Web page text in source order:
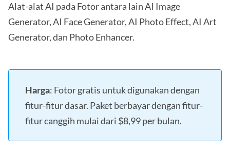
Alat-alat AI pada Fotor antara lain AI Image
Generator, AI Face Generator, AI Photo Effect, AI Art
Generator, dan Photo Enhancer.
Harga: Fotor gratis untuk digunakan dengan
fitur-fitur dasar. Paket berbayar dengan fitur-
fitur canggih mulai dari $8,99 per bulan.